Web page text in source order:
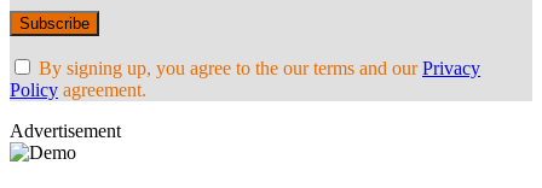
By signing up, you agree to the our terms and ourPrivacy
Policy agreement.
Advertisement